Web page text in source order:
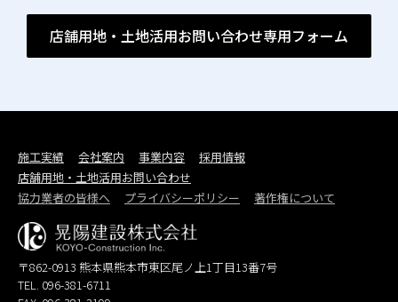
店舗用地・土地活用お問い合わせ専用フォーム
施工実績 会社案内 事業内容
採用情報
店舗用地・土地活用お問い合わせ
協力業者の皆様へ
プライバシーポリシー 著作権について
〒862-0913 熊本県熊本市東区尾ノ上1丁目13番7号
TEL. 096-381-6711